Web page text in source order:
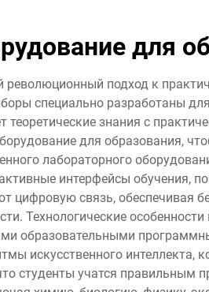
для
подход к
специально разработаны
знания с
для образования,
лабораторного
интерфейсы обучения,
цифровую связь, обеспечивая
Технологические
образовательными
искусственного интеллекта,
студенты учатся правильным